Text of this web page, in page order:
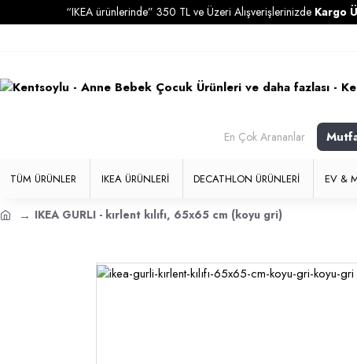
“IKEA ürünlerinde” 350 TL ve Üzeri AlışverişlerinizdeKargo Ücretsiz
En Çok Arananlar
TÜM ÜRÜNLER IKEA ÜRÜNLERI DECATHLON ÜRÜNLERI EV &
IKEA GURLI - kırlent kılıfı, 65x65 cm (koyu gri)